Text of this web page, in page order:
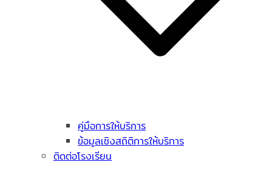
คู่มือการให้บริการ
ข้อมูลเชิงสถิติการให้บริการ
ติดต่อโรงเรียน